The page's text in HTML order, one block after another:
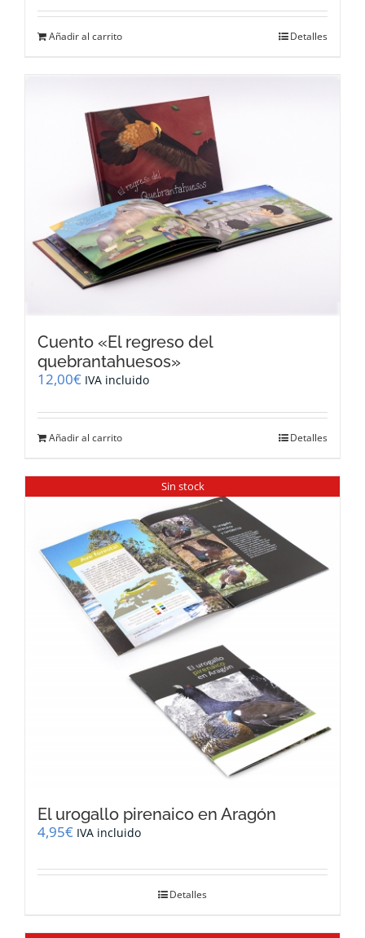
Añadir al carrito Detalles
Cuento «El regreso del
quebrantahuesos»
12,00€ IVA incluido
Añadir al carrito Detalles
Sin stock
El urogallo pirenaico en Aragón
4,95€ IVA incluido
Detalles